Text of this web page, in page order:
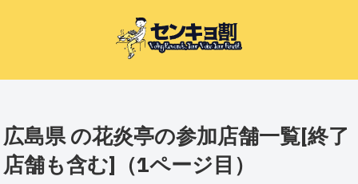
広島県 の花炎亭の参加店舗一覧[終了
店舗も含む]（1ページ目）